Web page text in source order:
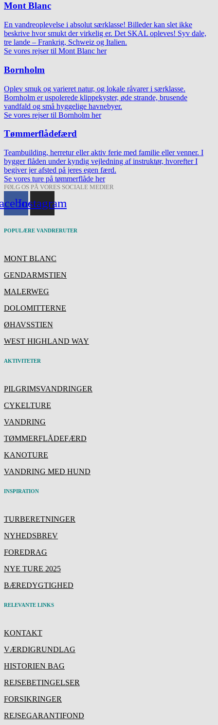
Mont Blanc
En vandreoplevelse i absolut særklasse! Billeder kan slet ikke
beskrive hvor smukt der virkelig er. Det SKAL opleves! Syv dale,
tre lande – Frankrig, Schweiz og Italien.
Se vores rejser til Mont Blanc her
Bornholm
Oplev smuk og varieret natur, og lokale råvarer i særklasse.
Bornholm er uspolerede klippekyster, øde strande, brusende
vandfald og små hyggelige havnebyer.
Se vores rejser til Bornholm her
Tømmerflådefærd
Teambuilding, herretur eller aktiv ferie med familie eller venner. I
bygger flåden under kyndig vejledning af instruktør, hvorefter I
begiver jer afsted på jeres egen færd.
Se vores ture på tømmerflåde her
FØLG OS PÅ VORES SOCIALE MEDIER
Instagram
POPULÆRE VANDRERUTER
MONT BLANC
GENDARMSTIEN
MALERWEG
DOLOMITTERNE
ØHAVSSTIEN
WEST HIGHLAND WAY
AKTIVITETER
PILGRIMSVANDRINGER
CYKELTURE
VANDRING
TØMMERFLÅDEFÆRD
KANOTURE
VANDRING MED HUND
INSPIRATION
TURBERETNINGER
NYHEDSBREV
FOREDRAG
NYE TURE 2025
BÆREDYGTIGHED
RELEVANTE LINKS
KONTAKT
VÆRDIGRUNDLAG
HISTORIEN BAG
REJSEBETINGELSER
FORSIKRINGER
REJSEGARANTIFOND